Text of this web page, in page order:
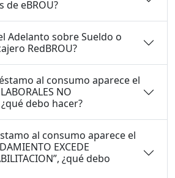
de eBROU?
Adelanto sobre Sueldo o
RedBROU?
al consumo aparece el
¿qué debo hacer?
al consumo aparece el
EXCEDE
¿qué debo